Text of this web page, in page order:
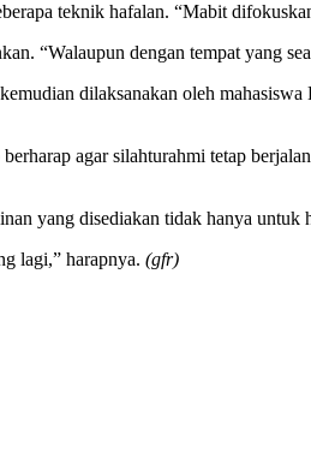
teknik hafalan. “Mabit
“Walaupun dengan tempat yang
dilaksanakan oleh
agar silahturahmi tetap
yang disediakan tidak hanya
lagi,” harapnya. (gfr)